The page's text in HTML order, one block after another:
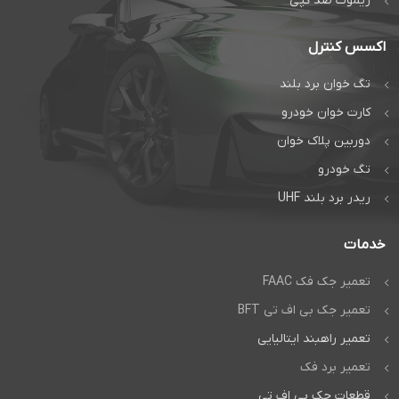
راهبند و درب
اتوماتیک دژآک
تماس بگیرید:
تماس مستقیم
گفتگوی آنلاین:
اکسس کنترل
تگ خوان برد بلند
کارت خوان خودرو
دوربین پلاک خوان
تگ خودرو
ریدر برد بلند UHF
خدمات
تعمیر جک فک FAAC
تعمیر جک بی اف تی BFT
تعمیر راهبند ایتالیایی
تعمیر برد فک
قطعات جک بی اف تی